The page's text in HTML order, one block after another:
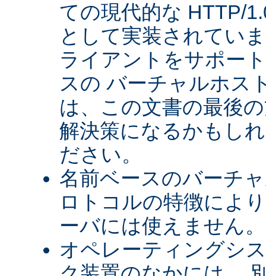
ての現代的な HTTP/
として実装されてい
ライアントをサポー
スの バーチャルホス
は、この文書の最後
解決策になるかもし
ださい。
名前ベースのバーチ
ロトコルの特徴によ
ーバには使えません。
オペレーティングシ